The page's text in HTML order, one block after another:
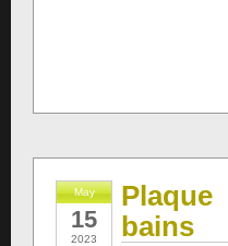
May
15
2023
bains